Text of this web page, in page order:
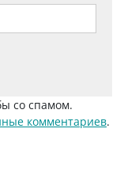
со спамом.
комментариев.